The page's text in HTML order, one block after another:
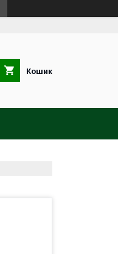
Кошик